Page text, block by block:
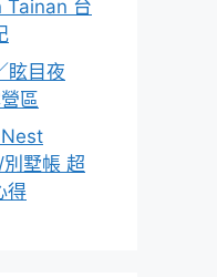
台
眩目夜
區
墅帳 超
得